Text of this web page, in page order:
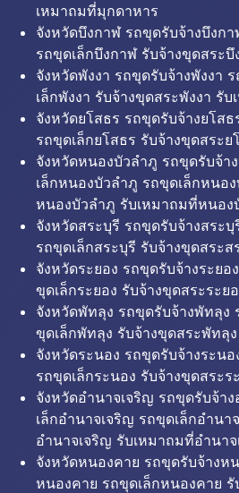
เหมาถมที่มุกดาหาร
จังหวัดบึงกาฬ รถขุดรับจ้างบึงก
รถขุดเล็กบึงกาฬ รับจ้างขุดสระ
จังหวัดพังงา รถขุดรับจ้างพังงา
เล็กพังงา รับจ้างขุดสระพังงา รั
จังหวัดยโสธร รถขุดรับจ้างยโส
รถขุดเล็กยโสธร รับจ้างขุดสระ
จังหวัดหนองบัวลำภู รถขุดรับจ้า
เล็กหนองบัวลำภู รถขุดเล็กหนอ
หนองบัวลำภู รับเหมาถมที่หนอง
จังหวัดสระบุรี รถขุดรับจ้างสระ
รถขุดเล็กสระบุรี รับจ้างขุดสระ
จังหวัดระยอง รถขุดรับจ้างระยอ
ขุดเล็กระยอง รับจ้างขุดสระระย
จังหวัดพัทลุง รถขุดรับจ้างพัทลุง
ขุดเล็กพัทลุง รับจ้างขุดสระพัทลุ
จังหวัดระนอง รถขุดรับจ้างระน
รถขุดเล็กระนอง รับจ้างขุดสระ
จังหวัดอำนาจเจริญ รถขุดรับจ้า
เล็กอำนาจเจริญ รถขุดเล็กอำนา
อำนาจเจริญ รับเหมาถมที่อำนา
จังหวัดหนองคาย รถขุดรับจ้างห
หนองคาย รถขุดเล็กหนองคาย